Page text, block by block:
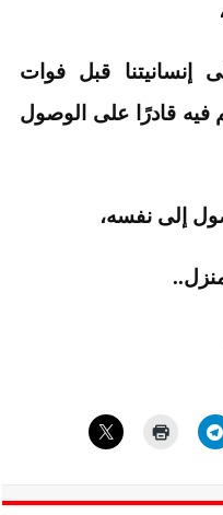
إنسانيتنا قبل فوات
فيه قادرًا على الوصول
إلى نفسه،